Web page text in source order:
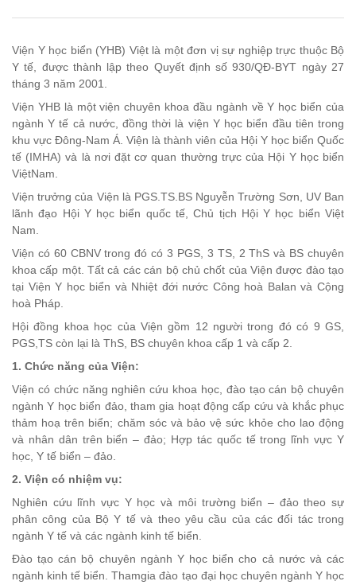
Viện Y học biển (YHB) Việt là một đơn vị sự nghiệp trực thuộc Bộ
Y tế, được thành lập theo Quyết định số 930/QĐ-BYT ngày 27
tháng 3 năm 2001.
Viện YHB là một viện chuyên khoa đầu ngành về Y học biển của
ngành Y tế cả nước, đồng thời là viện Y học biển đầu tiên trong
khu vực Đông-Nam Á. Viện là thành viên của Hội Y học biển Quốc
tế (IMHA) và là nơi đặt cơ quan thường trực của Hội Y học biển
ViệtNam.
Viện trưởng của Viện là PGS.TS.BS Nguyễn Trường Sơn, UV Ban
lãnh đạo Hội Y học biển quốc tế, Chủ tịch Hội Y học biển Việt
Nam.
Viện có 60 CBNV trong đó có 3 PGS, 3 TS, 2 ThS và BS chuyên
khoa cấp một. Tất cả các cán bộ chủ chốt của Viện được đào tạo
tại Viện Y học biển và Nhiệt đới nước Công hoà Balan và Cộng
hoà Pháp.
Hội đồng khoa học của Viện gồm 12 người trong đó có 9 GS,
PGS,TS còn lại là ThS, BS chuyên khoa cấp 1 và cấp 2.
1. Chức năng của Viện:
Viện có chức năng nghiên cứu khoa học, đào tạo cán bộ chuyên
ngành Y học biển đảo, tham gia hoạt động cấp cứu và khắc phục
thảm hoạ trên biển; chăm sóc và bảo vệ sức khỏe cho lao động
và nhân dân trên biển – đảo; Hợp tác quốc tế trong lĩnh vực Y
học, Y tế biển – đảo.
2. Viện có nhiệm vụ:
Nghiên cứu lĩnh vực Y học và môi trường biển – đảo theo sự
phân công của Bộ Y tế và theo yêu cầu của các đối tác trong
ngành Y tế và các ngành kinh tế biển.
Đào tạo cán bộ chuyên ngành Y học biển cho cả nước và các
ngành kinh tế biển. Thamgia đào tạo đại học chuyên ngành Y học